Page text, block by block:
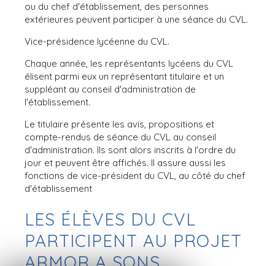
ou du chef d'établissement, des personnes
extérieures peuvent participer à une séance du CVL.
Vice-présidence lycéenne du CVL.
Chaque année, les représentants lycéens du CVL
élisent parmi eux un représentant titulaire et un
suppléant au conseil d'administration de
l'établissement.
Le titulaire présente les avis, propositions et
compte-rendus de séance du CVL au conseil
d'administration. Ils sont alors inscrits à l'ordre du
jour et peuvent être affichés. Il assure aussi les
fonctions de vice-président du CVL, au côté du chef
d'établissement
LES ÉLÈVES DU CVL
PARTICIPENT AU PROJET